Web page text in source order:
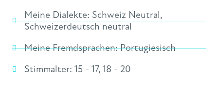
Meine Dialekte: Schweiz Neutral,
Schweizerdeutsch neutral
Meine Fremdsprachen:Portugiesisch
Stimmalter: 15 - 17, 18 - 20